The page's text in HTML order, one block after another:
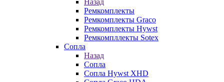
Назад
Ремкомплекты
Ремкомплекты Graco
Ремкомплекты Hywst
Ремкомпллекты Sotex
Сопла
Назад
Сопла
Сопла Hywst XHD